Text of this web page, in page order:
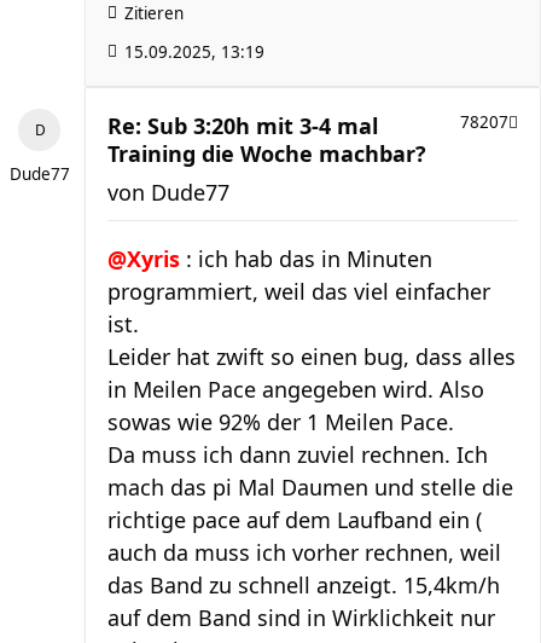
Zitieren
15.09.2025, 13:19
Dude77
Re: Sub 3:20h mit 3-4 mal
Training die Woche machbar?
78207
von Dude77
@Xyris : ich hab das in Minuten
programmiert, weil das viel einfacher
ist.
Leider hat zwift so einen bug, dass alles
in Meilen Pace angegeben wird. Also
sowas wie 92% der 1 Meilen Pace.
Da muss ich dann zuviel rechnen. Ich
mach das pi Mal Daumen und stelle die
richtige pace auf dem Laufband ein (
auch da muss ich vorher rechnen, weil
das Band zu schnell anzeigt. 15,4km/h
auf dem Band sind in Wirklichkeit nur